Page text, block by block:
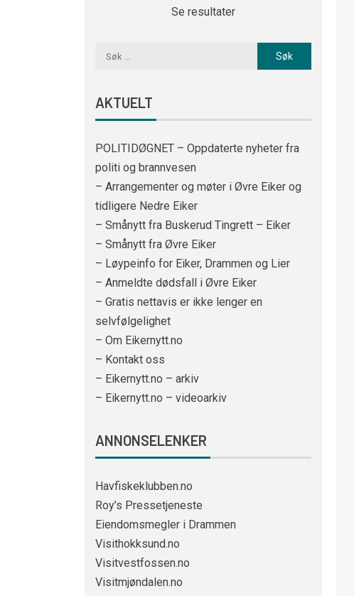
Se resultater
AKTUELT
POLITIDØGNET – Oppdaterte nyheter fra
politi og brannvesen
– Arrangementer og møter i Øvre Eiker og
tidligere Nedre Eiker
– Smånytt fra Buskerud Tingrett – Eiker
– Smånytt fra Øvre Eiker
– Løypeinfo for Eiker, Drammen og Lier
– Anmeldte dødsfall i Øvre Eiker
– Gratis nettavis er ikke lenger en
selvfølgelighet
– Om Eikernytt.no
– Kontakt oss
– Eikernytt.no – arkiv
– Eikernytt.no – videoarkiv
ANNONSELENKER
Havfiskeklubben.no
Roy’s Pressetjeneste
Eiendomsmegler i Drammen
Visithokksund.no
Visitvestfossen.no
Visitmjøndalen.no